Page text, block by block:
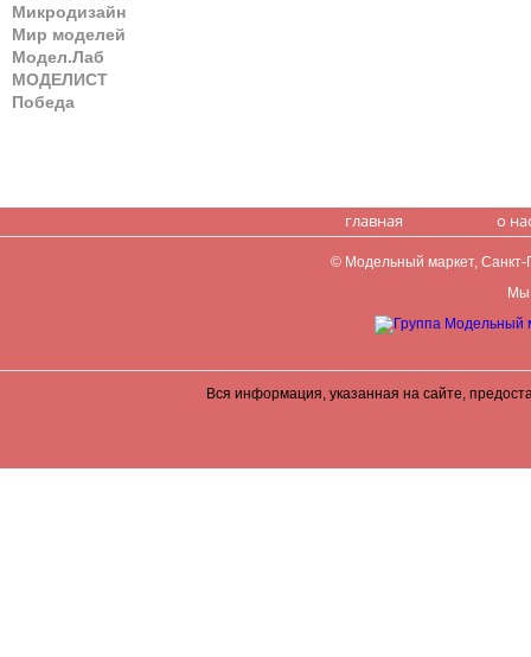
Микродизайн
Мир моделей
Модел.Лаб
МОДЕЛИСТ
Победа
главная о
© Модельный маркет, Санкт-
Мы
Вся информация, указанная на сайте,